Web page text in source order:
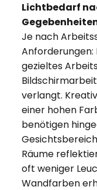
Lichtbedarf
Je nach
Anforderungen:
gezieltes
verlangt.
einer hohen
benötigen
Räume
oft weniger
Wandfarben